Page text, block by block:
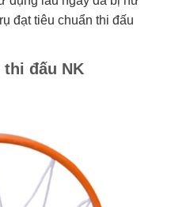
đạt tiêu chuẩn thi đấu
thi đấu NK